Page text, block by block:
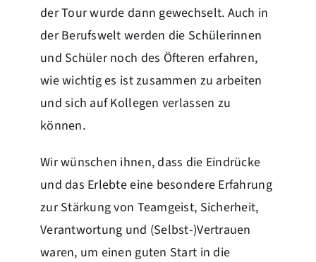
der Tour wurde dann gewechselt. Auch in
der Berufswelt werden die Schülerinnen
und Schüler noch des Öfteren erfahren,
wie wichtig es ist zusammen zu arbeiten
und sich auf Kollegen verlassen zu
können.
Wir wünschen ihnen, dass die Eindrücke
und das Erlebte eine besondere Erfahrung
zur Stärkung von Teamgeist, Sicherheit,
Verantwortung und (Selbst-)Vertrauen
waren, um einen guten Start in die